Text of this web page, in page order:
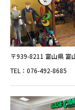
〒939-8211 富山県 富
TEL：076-492-8685